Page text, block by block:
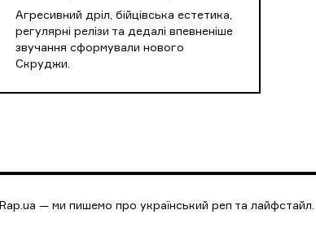
Агресивний дріл, бійцівська естетика,
регулярні релізи та дедалі впевненіше
звучання сформували нового
Скруджи.
Rap.ua — ми пишемо про український реп та лайфстайл.